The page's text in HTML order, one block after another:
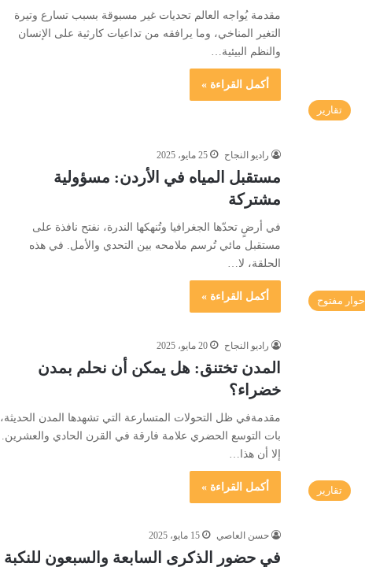
تقارير
مقدمة يُواجه العالم تحديات غير مسبوقة بسبب تسارع وتيرة
التغير المناخي، وما يرافقه من تداعيات كارثية على الإنسان
والنظم البيئية…
أكمل القراءة »
حوار مفتوح
راديو النجاح 25 مايو، 2025
مستقبل المياه في الأردن: مسؤولية
مشتركة
في أرضٍ تحدّها الجغرافيا وتُنهكها الندرة، نفتح نافذة على
مستقبل مائي تُرسم ملامحه بين التحدي والأمل. في هذه
الحلقة، لا…
أكمل القراءة »
تقارير
راديو النجاح 20 مايو، 2025
المدن تختنق: هل يمكن أن نحلم بمدن
خضراء؟
مقدمةفي ظل التحولات المتسارعة التي تشهدها المدن الحديثة،
بات التوسع الحضري علامة فارقة في القرن الحادي والعشرين.
إلا أن هذا…
أكمل القراءة »
حسن العاصي 15 مايو، 2025
في حضور الذكرى السابعة والسبعون للنكبة